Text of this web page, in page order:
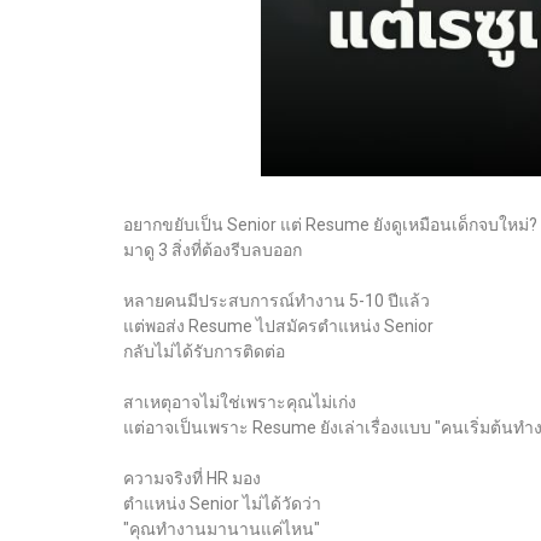
อยากขยับเป็น Senior แต่ Resume ยังดูเหมือนเด็กจบใหม่?
มาดู 3 สิ่งที่ต้องรีบลบออก
หลายคนมีประสบการณ์ทำงาน 5-10 ปีแล้ว
แต่พอส่ง Resume ไปสมัครตำแหน่ง Senior
กลับไม่ได้รับการติดต่อ
สาเหตุอาจไม่ใช่เพราะคุณไม่เก่ง
แต่อาจเป็นเพราะ Resume ยังเล่าเรื่องแบบ "คนเริ่มต้นทำ
ความจริงที่ HR มอง
ตำแหน่ง Senior ไม่ได้วัดว่า
"คุณทำงานมานานแค่ไหน"